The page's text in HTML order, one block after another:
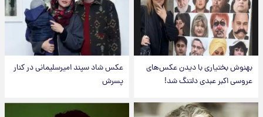
بهنوش بختیاری با دیدن عکس‌های
عروسی اکبر عبدی دلتنگ شد!
عکس شاد سپند امیرسلیمانی در کنار
پسرش